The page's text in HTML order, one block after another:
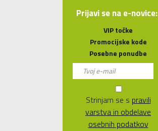
Prijavi se na e-novice:
VIP točke
Promocijske kode
Posebne ponudbe
Strinjam se s pravili
varstva in obdelave
osebnih podatkov